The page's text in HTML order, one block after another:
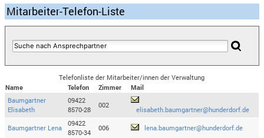
Mitarbeiter-Telefon-Liste
Telefonliste der Mitarbeiter/innen der Verwaltung
Name
Telefon Zimmer
Mail
Baumgartner
Elisabeth
09422
8570-28
002
elisabeth.baumgartner@hunderdorf.de
Baumgartner Lena
09422
8570-34
006 lena.baumgartner@hunderdorf.de